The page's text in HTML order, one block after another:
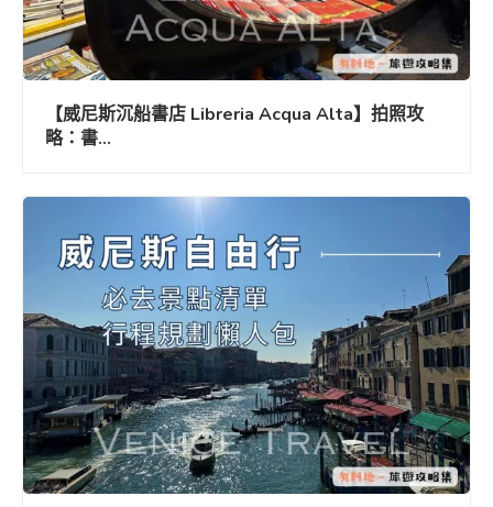
【威尼斯沉船書店 Libreria Acqua Alta】拍照攻
略：書...